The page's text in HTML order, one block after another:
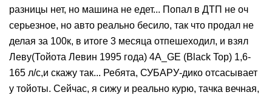
разницы нет, но машина не едет... Попал в ДТП не оч
серьезное, но авто реально бесило, так что продал не
делая за 100к, в итоге 3 месяца отпешеходил, и взял
Леву(Тойота Левин 1995 года) 4A_GE (Black Top) 1,6-
165 л/с,и скажу так... Ребята, СУБАРУ-дико отсасывает
у тойоты. Cейчас, я сижу и реально курю, тачка вечная,